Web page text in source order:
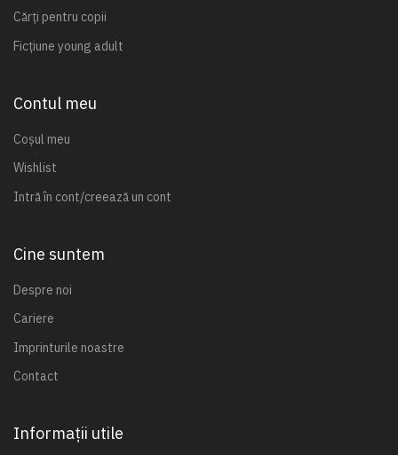
Cărți pentru copii
Ficțiune young adult
Contul meu
Coșul meu
Wishlist
Intră în cont/creează un cont
Cine suntem
Despre noi
Cariere
Imprinturile noastre
Contact
Informații utile